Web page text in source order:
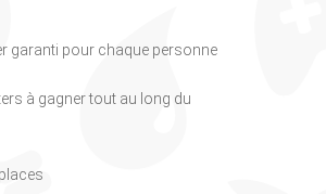
garanti pour chaque personne
à gagner tout au long du